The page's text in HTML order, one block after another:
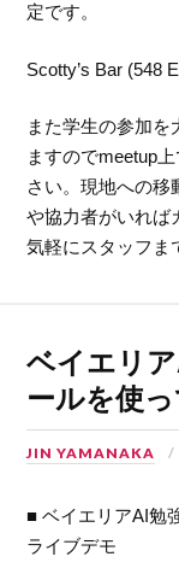
定です。
Scotty’s Bar (548
また学生の参加を
ますのでmeetup
さい。現地への移
や協力者がいれば
気軽にスタッフま
ベイエリ
ールを使
JIN YAMANAKA
■ ベイエリアAI勉
ライブデモ